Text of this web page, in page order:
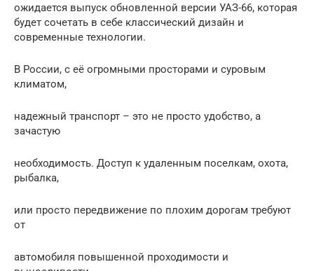
ожидается выпуск обновленной версии УАЗ-66, которая
будет сочетать в себе классический дизайн и
современные технологии.
В России, с её огромными просторами и суровым
климатом,
надежный транспорт – это не просто удобство, а
зачастую
необходимость. Доступ к удаленным поселкам, охота,
рыбалка,
или просто передвижение по плохим дорогам требуют
от
автомобиля повышенной проходимости и